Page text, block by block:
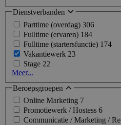
Dienstverbanden
Parttime (overdag) 306
Fulltime (ervaren) 184
Fulltime (startersfunctie) 174
Vakantiewerk 23
Stage 22
Meer...
Beroepsgroepen
Online Marketing 7
Promotiewerk / Hostess 6
Communicatie / Marketing /